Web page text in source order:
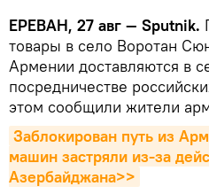
ЕРЕВАН, 27 авг — Sputnik.
товары в село Воротан
Армении доставляются в
посредничестве
этом сообщили жители
Заблокирован путь из
машин застряли из-за
Азербайджана>>